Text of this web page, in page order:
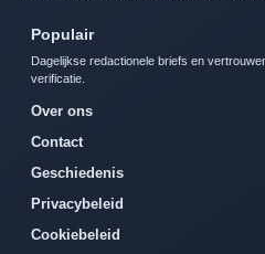
Populair
Dagelijkse redactionele briefs en
verificatie.
Over ons
Contact
Geschiedenis
Privacybeleid
Cookiebeleid